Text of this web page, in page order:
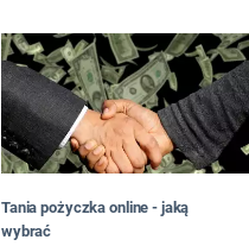
Tania pożyczka online - jaką
wybrać